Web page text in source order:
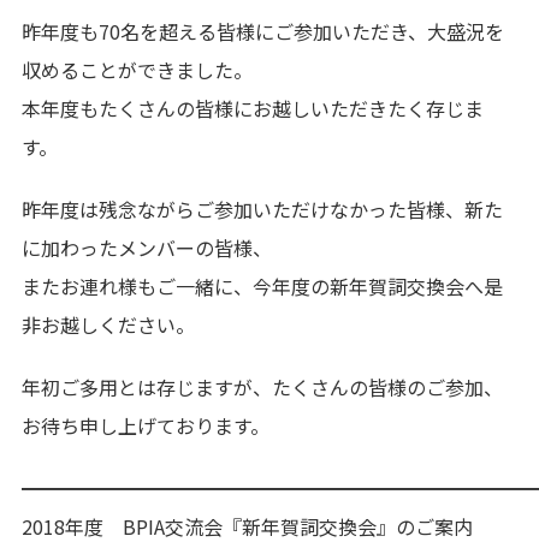
昨年度も70名を超える皆様にご参加いただき、大盛況を
収めることができました。
本年度もたくさんの皆様にお越しいただきたく存じま
す。
昨年度は残念ながらご参加いただけなかった皆様、新た
に加わったメンバーの皆様、
またお連れ様もご一緒に、今年度の新年賀詞交換会へ是
非お越しください。
年初ご多用とは存じますが、たくさんの皆様のご参加、
お待ち申し上げております。
2018年度 BPIA交流会『新年賀詞交換会』のご案内